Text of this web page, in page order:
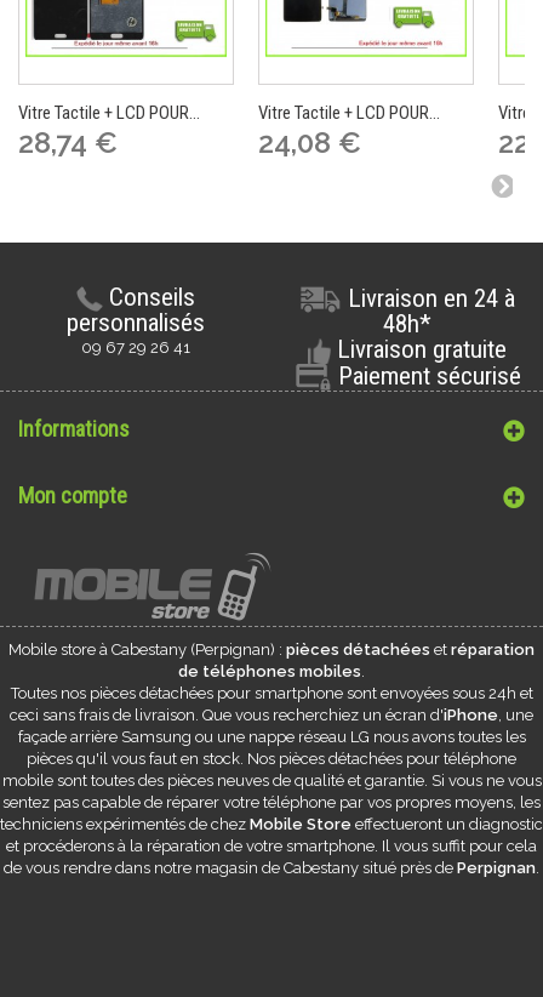
Vitre Tactile + LCD POUR...
28,74 €
Vitre Tactile + LCD POUR...
24,08 €
Vitre
Conseils
personnalisés
09 67 29 26 41
Livraison en 24 à
48h*
Livraison gratuite
Paiement sécurisé
Informations
Mon compte
Mobile store à Cabestany (Perpignan) : pièces détachées et réparation
de téléphones mobiles.
Toutes nos pièces détachées pour smartphone sont envoyées sous 24h et
ceci sans frais de livraison. Que vous recherchiez un écran d'iPhone, une
façade arrière Samsung ou une nappe réseau LG nous avons toutes les
pièces qu'il vous faut en stock. Nos pièces détachées pour téléphone
mobile sont toutes des pièces neuves de qualité et garantie. Si vous ne vous
sentez pas capable de réparer votre téléphone par vos propres moyens, les
techniciens expérimentés de chez Mobile Store effectueront un diagnostic
et procéderons à la réparation de votre smartphone. Il vous suffit pour cela
de vous rendre dans notre magasin de Cabestany situé près de Perpignan.